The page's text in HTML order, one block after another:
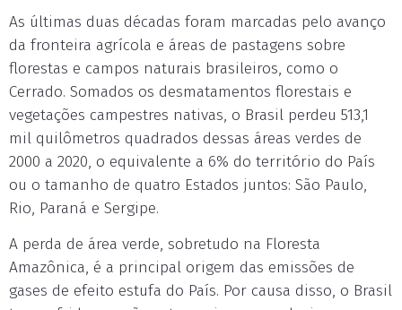
As últimas duas décadas foram marcadas pelo avanço
da fronteira agrícola e áreas de pastagens sobre
florestas e campos naturais brasileiros, como o
Cerrado. Somados os desmatamentos florestais e
vegetações campestres nativas, o Brasil perdeu 513,1
mil quilômetros quadrados dessas áreas verdes de
2000 a 2020, o equivalente a 6% do território do País
ou o tamanho de quatro Estados juntos: São Paulo,
Rio, Paraná e Sergipe.
A perda de área verde, sobretudo na Floresta
Amazônica, é a principal origem das emissões de
gases de efeito estufa do País. Por causa disso, o Brasil